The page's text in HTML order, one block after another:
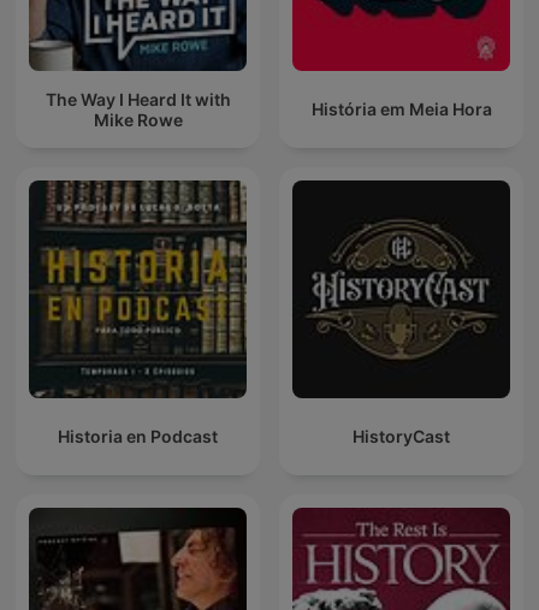
The Way I Heard It with
Mike Rowe
História em Meia Hora
Historia en Podcast HistoryCast